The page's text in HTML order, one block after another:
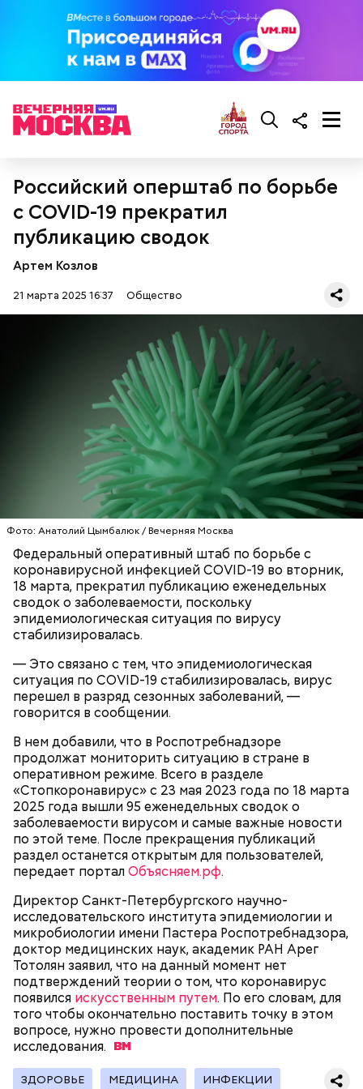
Российский оперштаб по борьбе
с COVID-19 прекратил
публикацию сводок
Артем Козлов
21 марта 2025 16:37 Общество
Фото: Анатолий Цымбалюк / Вечерняя Москва
Федеральный оперативный штаб по борьбе с
коронавирусной инфекцией COVID-19 во вторник,
18 марта, прекратил публикацию еженедельных
сводок о заболеваемости, поскольку
эпидемиологическая ситуация по вирусу
стабилизировалась.
— Это связано с тем, что эпидемиологическая
ситуация по COVID-19 стабилизировалась, вирус
перешел в разряд сезонных заболеваний, —
говорится в сообщении.
В нем добавили, что в Роспотребнадзоре
продолжат мониторить ситуацию в стране в
оперативном режиме. Всего в разделе
«Стопкоронавирус» с 23 мая 2023 года по 18 марта
2025 года вышли 95 еженедельных сводок о
заболеваемости вирусом и самые важные новости
по этой теме. После прекращения публикаций
раздел останется открытым для пользователей,
передает порталОбъясняем.рф.
Директор Санкт-Петербургского научно-
исследовательского института эпидемиологии и
микробиологии имени Пастера Роспотребнадзора,
доктор медицинских наук, академик РАН Арег
Тотолян заявил, что на данный момент нет
подтверждений теории о том, что коронавирус
появился искусственным путем. По его словам, для
того чтобы окончательно поставить точку в этом
вопросе, нужно провести дополнительные
исследования.
ЗДОРОВЬЕ МЕДИЦИНА ИНФЕКЦИИ
— Кабачки, порезанные кубиками, нужно легко
обжарить на сковороде. К ним добавляются зелень
петрушки, чеснок, соль и оливковое масло.
Получается очень вкусно, — поделился рецептом
Копылов.
Спагетти из кабачков
Ингредиенты:
растительное масло;
помидоры черри либо грунтовые.
— В дыне содержится много сахара, который
представлен фруктозой. С одной стороны — это
хорошо, потому что дает энергию. Но важно
помнить, что сладкими дынями не нужно сильно
увлекаться, так же как и арбузами, людям с
сахарным диабетом и лишним весом, —
подчеркнула доктор.
Терапевт Кондрахин назвал
продукты и напитки, которые
Ранние плоды, по словам врача, лучше не есть:
беременным, кормящим женщинам;
людям с ослабленной иммунной системой;
детям.
предостерегла Соломатина.
Чистит сосуды и защищает от
рака: чем полезен кресс-салат